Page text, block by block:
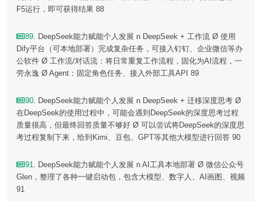
F5运行，即可获得结果 88
89. DeepSeek能力赋能个人发展 n DeepSeek + 工作流 Ø 使用
Dify平台（可本地部署）完成复杂任务，可接入钉钉、企业微信等办
公软件 Ø 工作流/对话流：将日常重复工作流程，固化为AI流程，一
劳永逸 Ø Agent：固定角色任务、接入外部工具API 89
90. DeepSeek能力赋能个人发展 n DeepSeek + 迁移深度思考 Ø
在DeepSeek的使用过程中，可能会遇到DeepSeek的深度思考过程
质量很高，但最终回答质量不够好 Ø 可以尝试将DeepSeek的深度思
考过程复制下来，给到Kimi、豆包、GPT等其他大模型进行回答 90
91. DeepSeek能力赋能个人发展 n AI工具本地部署 Ø 微信公众号
Glen，整理了各种一键启动包，包含大模型、数字人、AI画图、视频
91